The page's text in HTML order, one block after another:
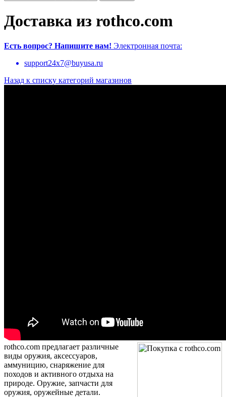
Доставка из rothco.com
Есть вопрос? Напишите нам! Электронная почта:
support24x7@buyusa.ru
Назад к списку категорий магазинов
rothco.com предлагает различные
виды оружия, аксессуаров,
аммуницию, снаряжение для
походов и активного отдыха на
природе. Оружие, запчасти для
оружия, оружейные детали.